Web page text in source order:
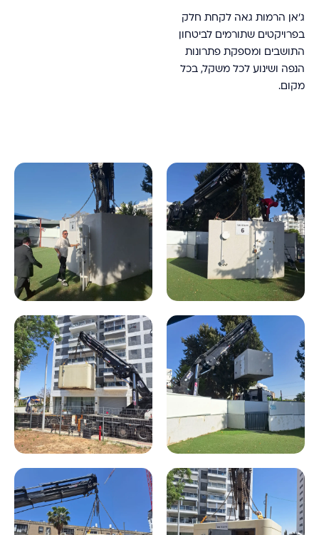
ג'אן הרמות גאה לקחת חלק
בפרויקטים שתורמים לביטחון
התושבים ומספקת פתרונות
הנפה ושינוע לכל משקל, בכל
מקום.